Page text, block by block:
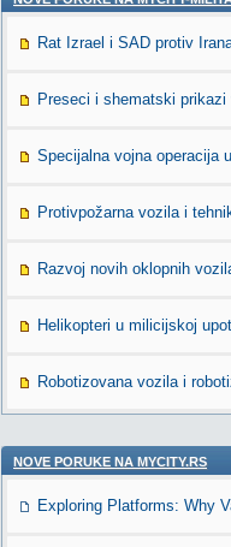
Rat Izrael i SAD protiv
Preseci i shematski prikazi
Specijalna vojna operacija
Protivpožarna vozila i
Razvoj novih oklopnih
Helikopteri u milicijskoj
Robotizovana vozila i
NOVE PORUKE NA MYCITY.RS
Exploring Platforms: Why